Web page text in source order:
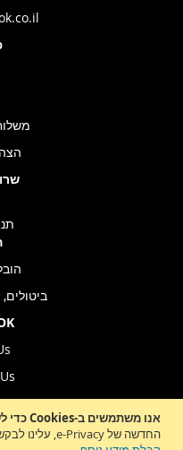
אנו משתמשים ב-Cookies כדי לשפר את החוויה שלך.
החדשה של e-Privacy, עלינו לבקש את הסכמתך להגדיר את ה-Cookies.
ביטולים,